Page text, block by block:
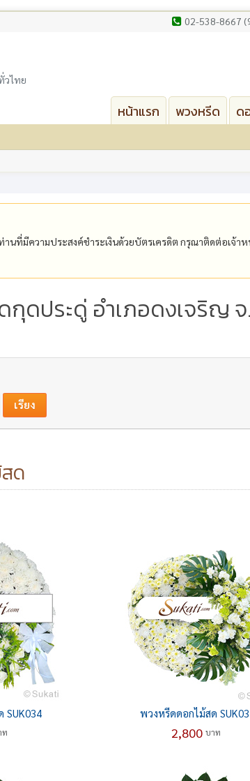
02-538-8667
วไทย
หน้าแรก พวงหรีด ด
านที่มีความประสงค์ชำระเงินด้วยบัตรเครดิต กรุณาติดต่อเจ้า
กุดประดู่ อำเภอดงเจริญ
ด
SUK034
ท
พวงหรีดดอกไม้สด
2,800บาท